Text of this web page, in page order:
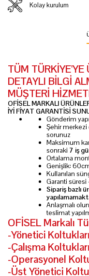
Kolay kurulum
TÜM TÜRKİYE'YE
DETAYLI BİLGİ
MÜŞTERİ
OFİSEL MARKALI
İYİ FİYAT GARANTİSİ
Gönderim
Şehir merkezi
sorunuz
Maksimum
sonraki 7 iş
Ortalama
Genişlik:
Kullanılan
Garanti süresi
Sipariş bazlı
Anlaşmalı
teslimat
OFİSEL Markalı
-Yönetici Koltukları
-Çalışma Koltukları
-Operasyonel
-Üst Yönetici